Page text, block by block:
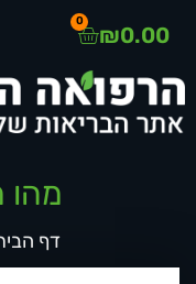
₪0.00
0
מהו
דף